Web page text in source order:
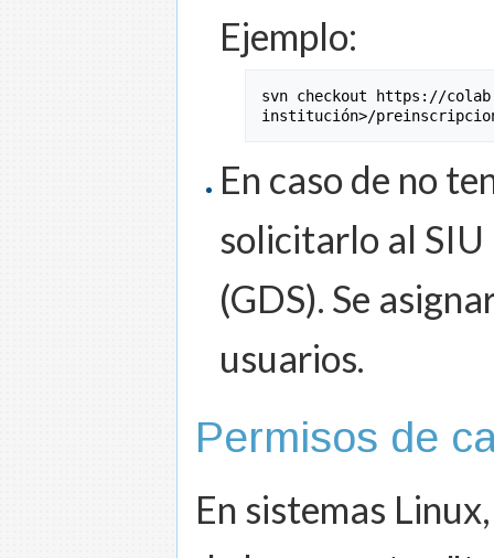
Ejemplo:
svn checkout https : //
institución>/
En caso de no
solicitarlo al
(GDS). Se
usuarios.
Permisos de
En sistemas